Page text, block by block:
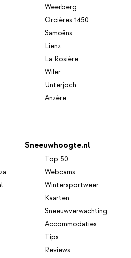
Weerberg
Orcières 1450
Samoëns
Lienz
La Rosière
Wiler
Unterjoch
Anzère
Sneeuwhoogte.nl
Top 50
Webcams
Wintersportweer
Kaarten
Sneeuwverwachting
Accommodaties
Tips
Reviews